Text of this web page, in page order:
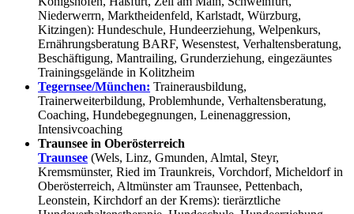
Niederwerrn, Marktheidenfeld, Karlstadt, Würzburg,
Kitzingen): Hundeschule, Hundeerziehung, Welpenkurs,
Ernährungsberatung BARF, Wesenstest, Verhaltensberatung,
Beschäftigung, Mantrailing, Grunderziehung, eingezäuntes
Trainingsgelände in Kolitzheim
Tegernsee/München: Trainerausbildung,
Trainerweiterbildung, Problemhunde, Verhaltensberatung,
Coaching, Hundebegegnungen, Leinenaggression,
Intensivcoaching
Traunsee in Oberösterreich
Traunsee (Wels, Linz, Gmunden, Almtal, Steyr,
Kremsmünster, Ried im Traunkreis, Vorchdorf, Micheldorf in
Oberösterreich, Altmünster am Traunsee, Pettenbach,
Leonstein, Kirchdorf an der Krems): tierärztliche